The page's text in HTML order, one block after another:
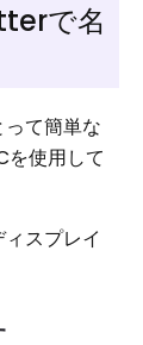
で名
て簡単な
を使用して
スプレイ